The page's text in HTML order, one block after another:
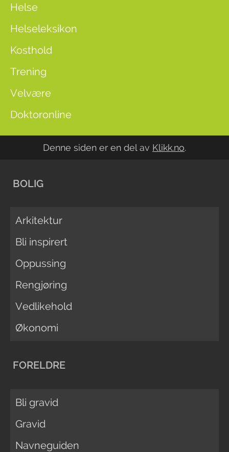
Helse
Helseleksikon
Kosthold
Trening
Velvære
Doktoronline
Denne siden er en del av Klikk.no.
BOLIG
Arkitektur
Bli inspirert
Oppussing
Rengjøring
Vedlikehold
Økonomi
FORELDRE
Bli gravid
Gravid
Navneguiden